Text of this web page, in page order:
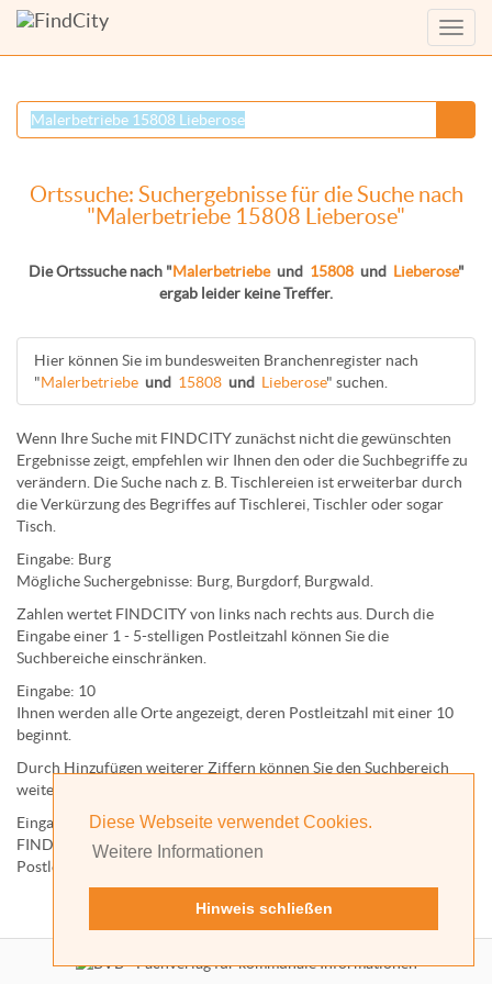
Diese Webseite verwendet Cookies.
Weitere Informationen
Hinweis schließen
Menü
Ortssuche: Suchergebnisse für die Suche nach
"Malerbetriebe 15808 Lieberose"
Die Ortssuche nach "Malerbetriebe und 15808 und Lieberose"
ergab leider keine Treffer.
Hier können Sie im bundesweiten Branchenregister nach
"Malerbetriebe und 15808 und Lieberose" suchen.
Wenn Ihre Suche mit FINDCITY zunächst nicht die gewünschten
Ergebnisse zeigt, empfehlen wir Ihnen den oder die Suchbegriffe zu
verändern. Die Suche nach z. B. Tischlereien ist erweiterbar durch
die Verkürzung des Begriffes aufTischlerei Tischleroder sogar
Tisch
Eingabe: Burg
Mögliche Suchergebnisse: Burg Burgdorf, Burgwald.
Zahlen wertet FINDCITY von links nach rechts aus. Durch die
Eingabe einer 1 - 5-stelligen Postleitzahl können Sie die
Suchbereiche einschränken.
Eingabe: 10
Ihnen werden alle Orteangezeigt, deren Postleitzahl mit einer 10
beginnt.
Durch Hinzufügen weiterer Ziffern können Sie den Suchbereich
weiter einschränken.
Eingabe:
10585
FINDCITY präsentiert Ihnen ausschließlich die zu dieser
Postleitzahl gehörende Kommune; in diesem Fall Berlin.